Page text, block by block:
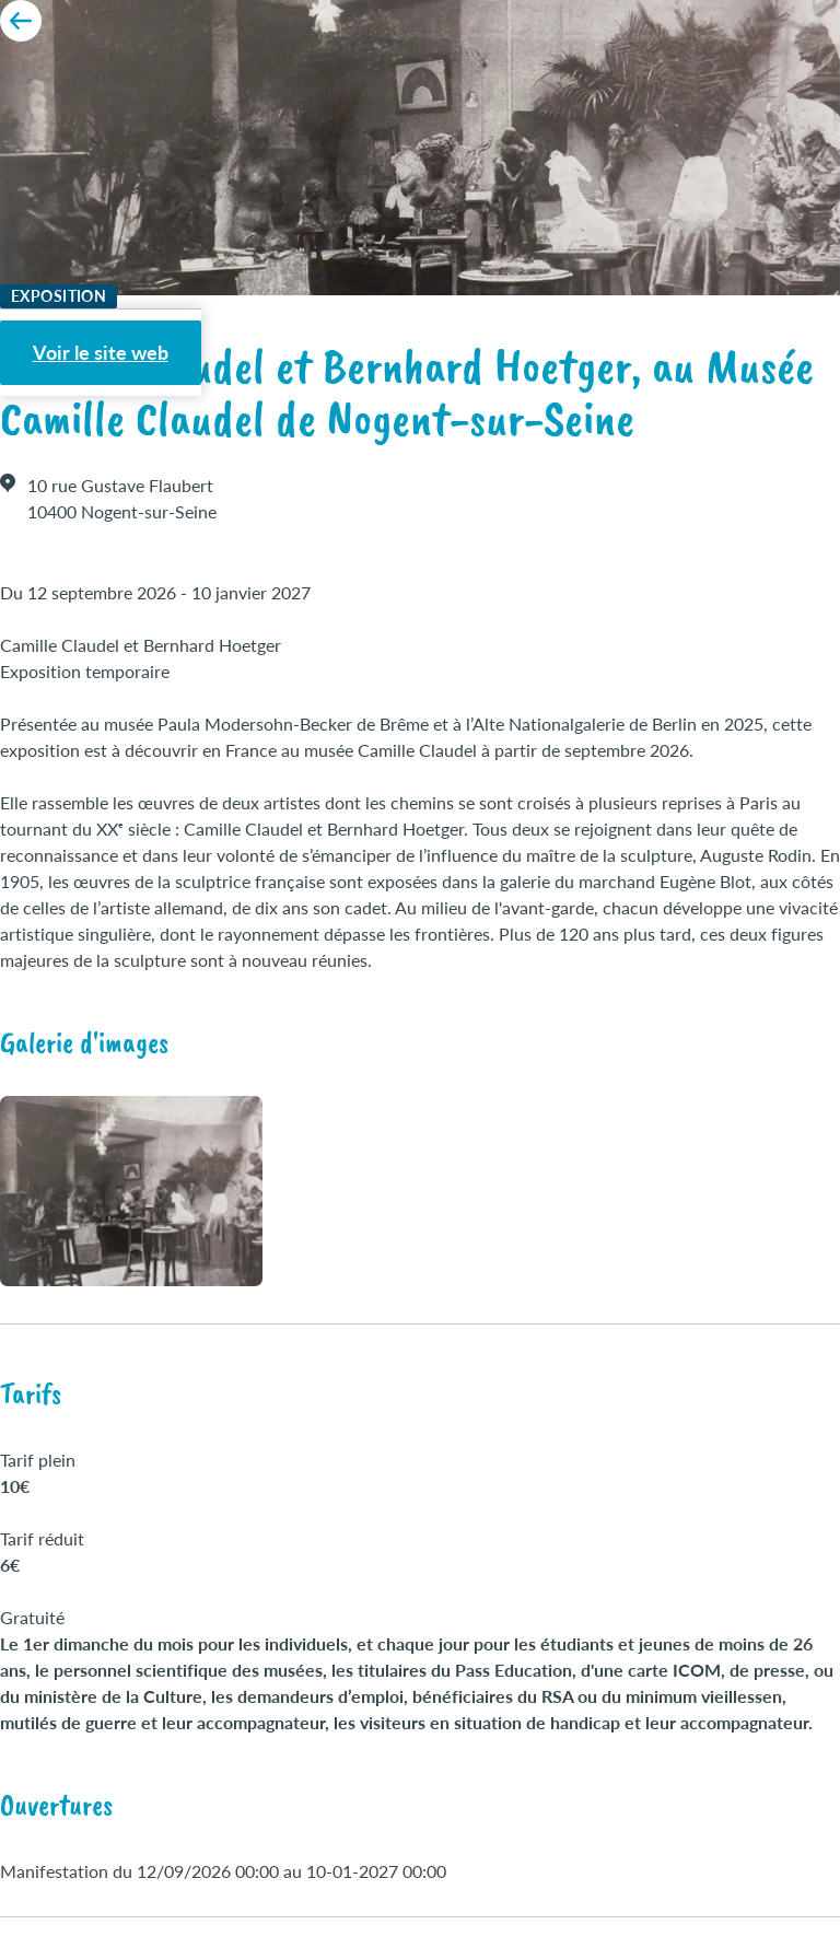
EXPOSITION
Voir le site web
Camille Claudel et Bernhard Hoetger, au Musée
Camille Claudel de Nogent-sur-Seine
10 rue Gustave Flaubert
10400 Nogent-sur-Seine
Du 12 septembre 2026 - 10 janvier 2027
Camille Claudel et Bernhard Hoetger
Exposition temporaire
Présentée au musée Paula Modersohn-Becker de Brême et à l’Alte Nationalgalerie de Berlin en 2025, cette
exposition est à découvrir en France au musée Camille Claudel à partir de septembre 2026.
Elle rassemble les œuvres de deux artistes dont les chemins se sont croisés à plusieurs reprises à Paris au
tournant du XXᵉ siècle : Camille Claudel et Bernhard Hoetger. Tous deux se rejoignent dans leur quête de
reconnaissance et dans leur volonté de s’émanciper de l’influence du maître de la sculpture, Auguste Rodin. En
1905, les œuvres de la sculptrice française sont exposées dans la galerie du marchand Eugène Blot, aux côtés
de celles de l’artiste allemand, de dix ans son cadet. Au milieu de l'avant-garde, chacun développe une vivacité
artistique singulière, dont le rayonnement dépasse les frontières. Plus de 120 ans plus tard, ces deux figures
majeures de la sculpture sont à nouveau réunies.
Galerie d'images
Tarifs
Tarif plein
10€
Tarif réduit
6€
Gratuité
Le 1er dimanche du mois pour les individuels, et chaque jour pour les étudiants et jeunes de moins de 26
ans, le personnel scientifique des musées, les titulaires du Pass Education, d'une carte ICOM, de presse, ou
du ministère de la Culture, les demandeurs d’emploi, bénéficiaires du RSA ou du minimum vieillessen,
mutilés de guerre et leur accompagnateur, les visiteurs en situation de handicap et leur accompagnateur.
Ouvertures
Manifestation du 12/09/2026 00:00 au 10-01-2027 00:00